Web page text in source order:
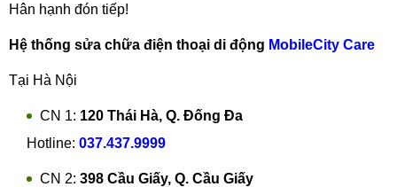
Hân hạnh đón tiếp!
Hệ thống sửa chữa điện thoại di động MobileCity Care
Tại Hà Nội
CN 1: 120 Thái Hà, Q. Đống Đa
Hotline: 037.437.9999
CN 2: 398 Cầu Giấy, Q. Cầu Giấy